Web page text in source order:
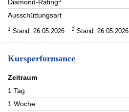
Diamond-Rating
Ausschüttungsart
1 Stand: 26.05.2026 2 Stand: 26.05.2026
Kursperformance
Zeitraum
1 Tag
1 Woche